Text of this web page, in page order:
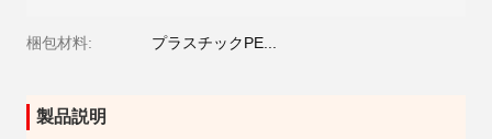
梱包材料: プラスチックPE...
製品説明